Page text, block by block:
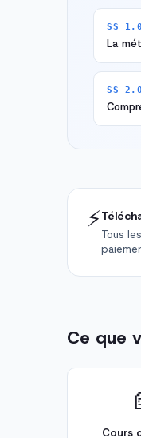
SS
La
SS
⚡
Tous
Ce que
Cours